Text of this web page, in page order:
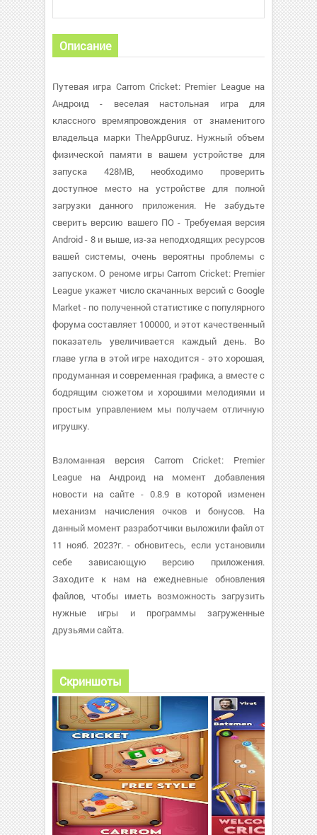
Описание
Путевая игра Carrom Cricket: Premier League на
Андроид - веселая настольная игра для
классного времяпровождения от знаменитого
владельца марки TheAppGuruz. Нужный объем
физической памяти в вашем устройстве для
запуска 428MB, необходимо проверить
доступное место на устройстве для полной
загрузки данного приложения. Не забудьте
сверить версию вашего ПО - Требуемая версия
Android - 8 и выше, из-за неподходящих ресурсов
вашей системы, очень вероятны проблемы с
запуском. О реноме игры Carrom Cricket: Premier
League укажет число скачанных версий с Google
Market - по полученной статистике с популярного
форума составляет 100000, и этот качественный
показатель увеличивается каждый день. Во
главе угла в этой игре находится - это хорошая,
продуманная и современная графика, а вместе с
бодрящим сюжетом и хорошими мелодиями и
простым управлением мы получаем отличную
игрушку.
Взломанная версия Carrom Cricket: Premier
League на Андроид на момент добавления
новости на сайте - 0.8.9 в которой изменен
механизм начисления очков и бонусов. На
данный момент разработчики выложили файл от
11 нояб. 2023?г. - обновитесь, если установили
себе зависающую версию приложения.
Заходите к нам на ежедневные обновления
файлов, чтобы иметь возможность загрузить
нужные игры и программы загруженные
друзьями сайта.
Скриншоты